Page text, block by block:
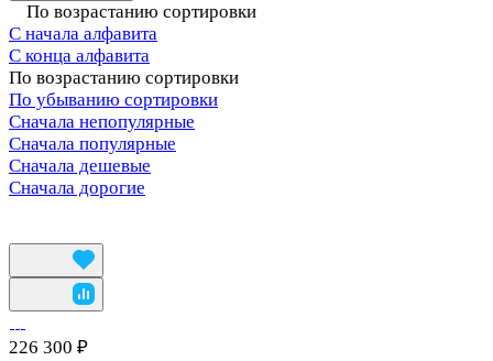
По возрастанию сортировки
С начала алфавита
С конца алфавита
По возрастанию сортировки
По убыванию сортировки
Сначала непопулярные
Сначала популярные
Сначала дешевые
Сначала дорогие
226 300 ₽